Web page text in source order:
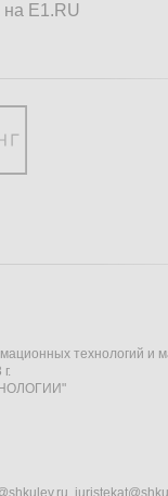
на E1.RU
технологий и